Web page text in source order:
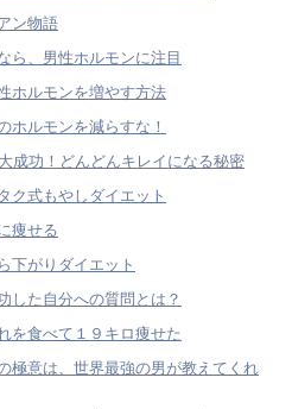
ン物語
ら、男性ホルモンに注目
ホルモンを増やす方法
ホルモンを減らすな！
成功！どんどんキレイになる秘密
ク式もやしダイエット
痩せる
下がりダイエット
した自分への質問とは？
を食べて１９キロ痩せた
極意は、世界最強の男が教えてくれ